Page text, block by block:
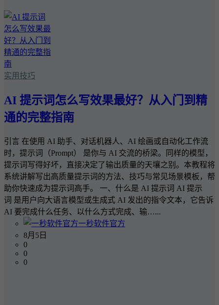
实用技巧
AI 提示词怎么写效果最好？从入门到精
通的完整指南
引言 在使用 AI 助手、对话机器人、AI 绘画或自动化工作流
时，提示词（Prompt） 是你与 AI 交流的桥梁。同样的模型，
提示词写得好坏，直接决定了输出质量的天壤之别。本教程将
系统讲解写出高质量提示词的方法、技巧与常见场景模板，帮
助你快速成为提示词高手。 一、什么是 AI 提示词 AI 提示
词 是用户向大语言模型或生成式 AI 发出的指令文本，它告诉
AI 要完成什么任务、以什么方式完成、输…...
一秒软件官方
8月5日
0
0
0